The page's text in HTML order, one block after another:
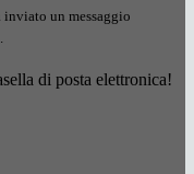
inviato un messaggio
di posta elettronica!